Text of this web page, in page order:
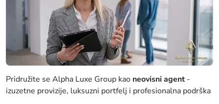
Pridružite se Alpha Luxe Group kao neovisni agent-
izuzetne provizije, luksuzni portfelj i profesionalna podrška